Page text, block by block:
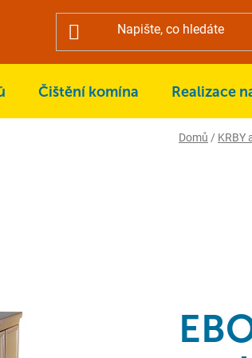
Čištění komína Realizace
Domů / KRBY